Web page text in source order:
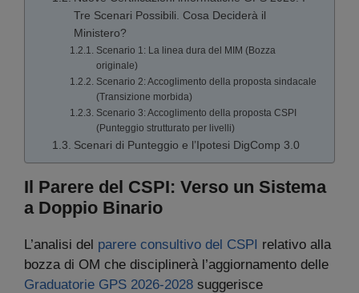
Tre Scenari Possibili. Cosa Deciderà il
Ministero?
Scenario 1: La linea dura del MIM (Bozza
originale)
Scenario 2: Accoglimento della proposta sindacale
(Transizione morbida)
Scenario 3: Accoglimento della proposta CSPI
(Punteggio strutturato per livelli)
Scenari di Punteggio e l’Ipotesi DigComp 3.0
Il Parere del CSPI: Verso un Sistema
a Doppio Binario
L’analisi del parere consultivo del CSPI relativo alla
bozza di OM che disciplinerà l’aggiornamento delle
Graduatorie GPS 2026-2028 suggerisce